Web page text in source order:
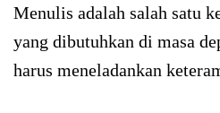
Menulis adalah salah satu
yang dibutuhkan di masa
harus meneladankan